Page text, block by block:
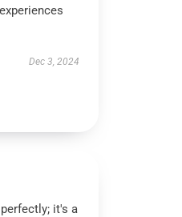
Dec 3, 2024
it's a